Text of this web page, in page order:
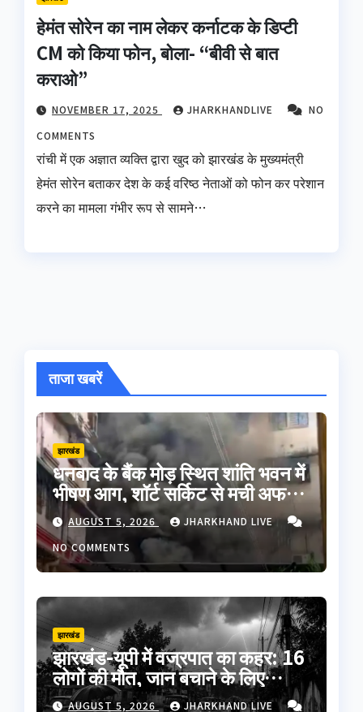
हेमंत सोरेन का नाम लेकर कर्नाटक के डिप्टी
CM को किया फोन, बोला- “बीवी से बात
कराओ”
NOVEMBER 17, 2025 JHARKHANDLIVE
NO
COMMENTS
रांची में एक अज्ञात व्यक्ति द्वारा खुद को झारखंड के मुख्यमंत्री
हेमंत सोरेन बताकर देश के कई वरिष्ठ नेताओं को फोन कर परेशान
करने का मामला गंभीर रूप से सामने…
ताजा खबरें
झारखंड
धनबाद के बैंक मोड़ स्थित शांति भवन में
भीषण आग, शॉर्ट सर्किट से मची अफरा-
तफरी; बड़ा हादसा टला
AUGUST 5, 2026
JHARKHAND LIVE
NO COMMENTS
झारखंड
झारखंड-यूपी में वज्रपात का कहर: 16
लोगों की मौत, जान बचाने के लिए
अपनाएं ये जरूरी सावधानियां
AUGUST 5, 2026
JHARKHAND LIVE